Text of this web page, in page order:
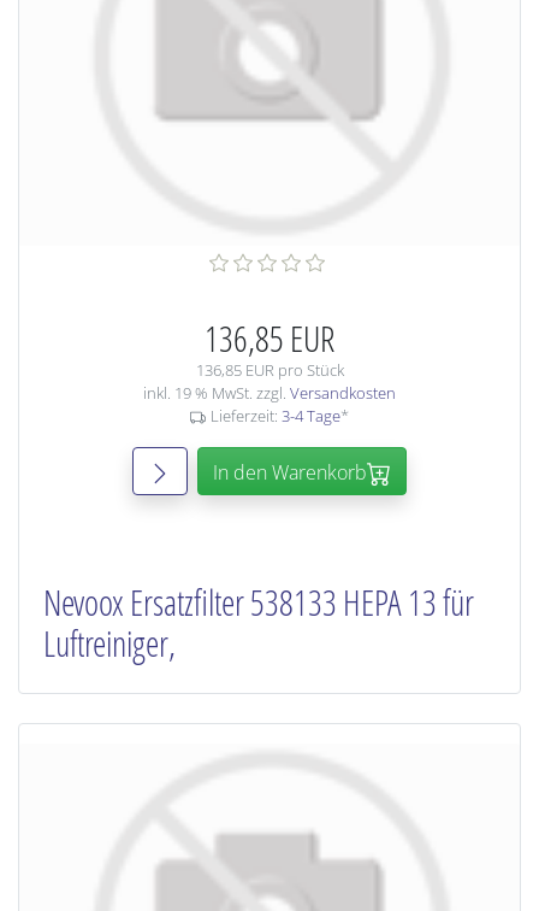
136,85 EUR
136,85 EUR pro Stück
inkl. 19 % MwSt. zzgl. Versandkosten
Lieferzeit: 3-4 Tage*
In den Warenkorb
Nevoox Ersatzfilter 538133 HEPA 13 für
Luftreiniger,